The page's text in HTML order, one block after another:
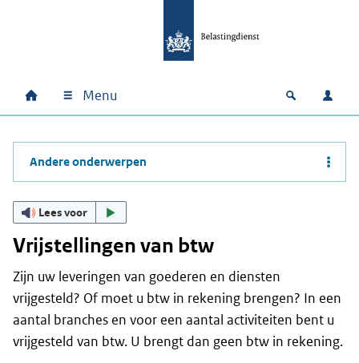
Hoofdnavigatie
Home Menu Open
Andere onderwerpen
Lees voor
Vrijstellingen van btw
Zijn uw leveringen van goederen en diensten
vrijgesteld? Of moet u btw in rekening brengen? In een
aantal branches en voor een aantal activiteiten bent u
vrijgesteld van btw. U brengt dan geen btw in rekening.